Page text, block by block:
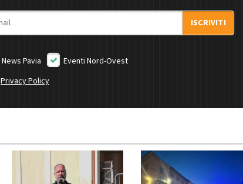
ISCRIVITI
News Pavia
Eventi Nord-Ovest
Privacy Policy